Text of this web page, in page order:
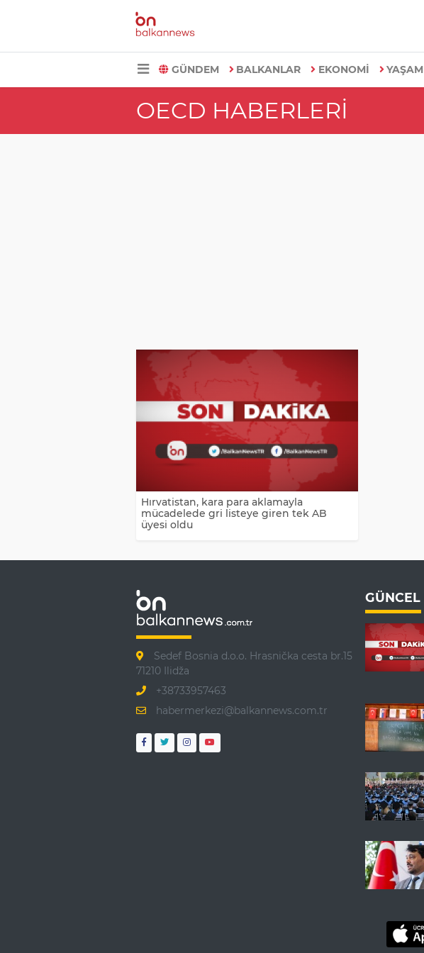
GÜNDEM BALKANLAR EKONOMİ YAŞAM
OECD HABERLERI
Hırvatistan, kara para aklamayla
mücadelede gri listeye giren tek AB
üyesi oldu
Sedef Bosnia d.o.o. Hrasnička cesta br.15
71210 Ilidža
+38733957463
habermerkezi@balkannews.com.tr
GÜNCEL